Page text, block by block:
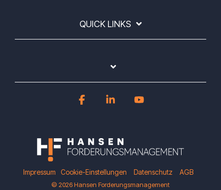
QUICK LINKS
Impressum Cookie-Einstellungen Datenschutz AGB
© 2026 Hansen Forderungsmanagement
FacebookLinkedin